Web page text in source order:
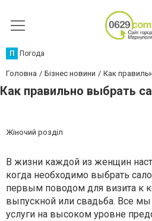
П Погода
Головна Бізнес новини Как
Как правильно выбрать
Жіночий розділ
В жизни каждой из женщин
когда необходимо выбрать
первым поводом для визита к
выпускной или свадьба. Все
услуги на высоком уровне